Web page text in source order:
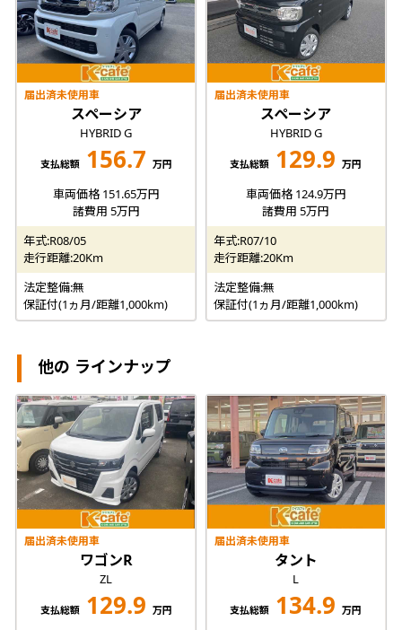
届出済未使用車
スペーシア
HYBRID G
支払総額 156.7 万円
車両価格 151.65万円
諸費用 5万円
年式:R08/05
走行距離:20Km
法定整備:無
保証付(1ヵ月/距離1,000km)
届出済未使用車
スペーシア
HYBRID G
支払総額 129.9 万円
車両価格 124.9万円
諸費用 5万円
年式:R07/10
走行距離:20Km
法定整備:無
保証付(1ヵ月/距離1,000km)
他の ラインナップ
届出済未使用車
ワゴンR
ZL
支払総額 129.9 万円
届出済未使用車
タント
L
支払総額 134.9 万円